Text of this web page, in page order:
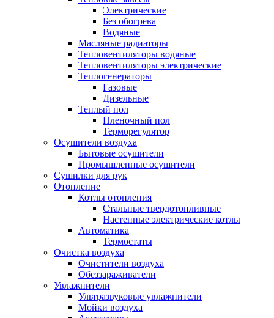
Электрические
Без обогрева
Водяные
Масляные радиаторы
Тепловентиляторы водяные
Тепловентиляторы электрические
Теплогенераторы
Газовые
Дизельные
Теплый пол
Пленочный пол
Терморегулятор
Осушители воздуха
Бытовые осушители
Промышленные осушители
Сушилки для рук
Отопление
Котлы отопления
Стальные твердотопливные
Настенные электрические котлы
Автоматика
Термостаты
Очистка воздуха
Очистители воздуха
Обеззараживатели
Увлажнители
Ультразвуковые увлажнители
Мойки воздуха